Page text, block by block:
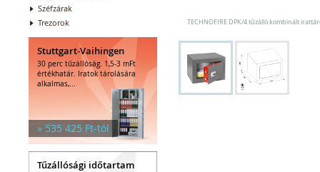
Széfzárak
Trezorok
Stuttgart-Vaihingen
30 perc tűzállóság. 1,5-3 mFt
értékhatár. Iratok tárolására
alkalmas,...
» 535 425 Ft-tól
Tűzállósági időtartam
TECHNOFIRE DPK/4 tűzálló kombinált